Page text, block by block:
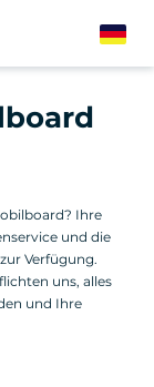
German
Ihre
und die
Verfügung.
uns, alles
und Ihre